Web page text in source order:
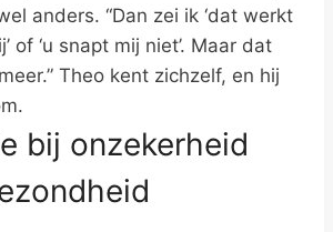
anders. “Dan zei ik ‘dat werkt
of ‘u snapt mij niet’. Maar dat
Theo kent zichzelf, en hij
bij onzekerheid